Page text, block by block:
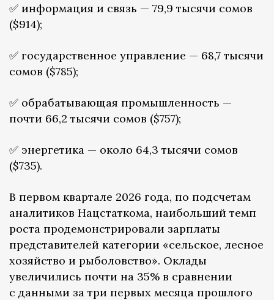
✅ информация и связь — 79,9 тысячи сомов
($914);
✅ государственное управление — 68,7 тысячи
сомов ($785);
✅ обрабатывающая промышленность —
почти 66,2 тысячи сомов ($757);
✅ энергетика — около 64,3 тысячи сомов
($735).
В первом квартале 2026 года, по подсчетам
аналитиков Нацстаткома, наибольший темп
роста продемонстрировали зарплаты
представителей категории «сельское, лесное
хозяйство и рыболовство». Оклады
увеличились почти на 35% в сравнении
с данными за три первых месяца прошлого